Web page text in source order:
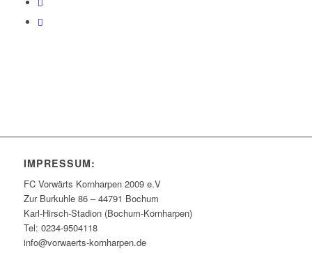
IMPRESSUM:
FC Vorwärts Kornharpen 2009 e.V
Zur Burkuhle 86 – 44791 Bochum
Karl-Hirsch-Stadion (Bochum-Kornharpen)
Tel: 0234-9504118
info@vorwaerts-kornharpen.de